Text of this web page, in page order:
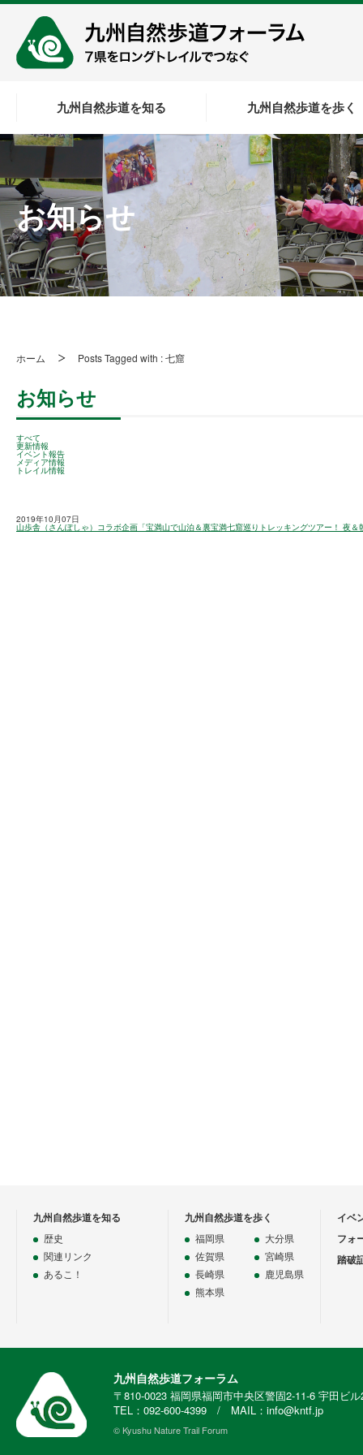
九州自然歩道を知る 九州自然歩道を歩く
お知らせ
ホーム Posts Tagged with : 七窟
お知らせ
すべて
更新情報
イベント報告
メディア情報
トレイル情報
2019年10月07日
山歩舎（さんぽしゃ）コラボ企画「宝満山で山泊＆裏宝満七窟巡りトレッキングツアー！ 夜
九州自然歩道を知る
歴史
関連リンク
あるこ！
九州自然歩道を歩く
福岡県
佐賀県
長崎県
熊本県
大分県
宮崎県
鹿児島県
イベ
フォ
踏破
九州自然歩道フォーラム
〒810-0023 福岡県福岡市中央区警固2-11-6 宇田ビ
TEL：092-600-4399 / MAIL：info@kntf.jp
© Kyushu Nature Trail Forum